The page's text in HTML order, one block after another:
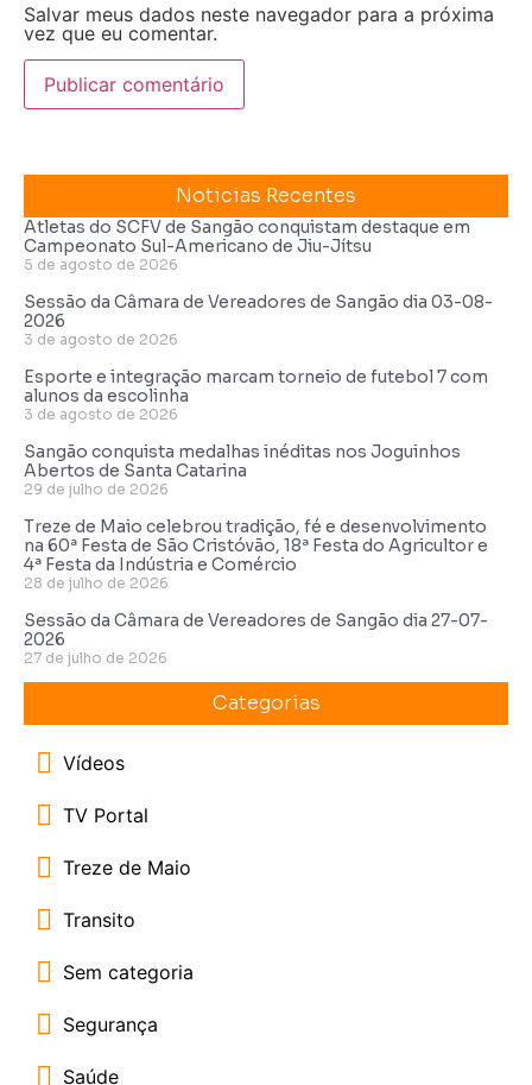
Salvar meus dados neste navegador para a próxima
vez que eu comentar.
Noticias Recentes
Atletas do SCFV de Sangão conquistam destaque em
Campeonato Sul-Americano de Jiu-Jítsu
5 de agosto de 2026
Sessão da Câmara de Vereadores de Sangão dia 03-08-
2026
3 de agosto de 2026
Esporte e integração marcam torneio de futebol 7 com
alunos da escolinha
3 de agosto de 2026
Sangão conquista medalhas inéditas nos Joguinhos
Abertos de Santa Catarina
29 de julho de 2026
Treze de Maio celebrou tradição, fé e desenvolvimento
na 60ª Festa de São Cristóvão, 18ª Festa do Agricultor e
4ª Festa da Indústria e Comércio
28 de julho de 2026
Sessão da Câmara de Vereadores de Sangão dia 27-07-
2026
27 de julho de 2026
Categorias
Vídeos
TV Portal
Treze de Maio
Transito
Sem categoria
Segurança
Saúde